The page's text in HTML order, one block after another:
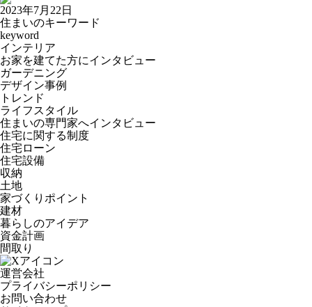
2023年7月22日
住まいのキーワード
keyword
インテリア
お家を建てた方にインタビュー
ガーデニング
デザイン事例
トレンド
ライフスタイル
住まいの専門家へインタビュー
住宅に関する制度
住宅ローン
住宅設備
収納
土地
家づくりポイント
建材
暮らしのアイデア
資金計画
間取り
運営会社
プライバシーポリシー
お問い合わせ